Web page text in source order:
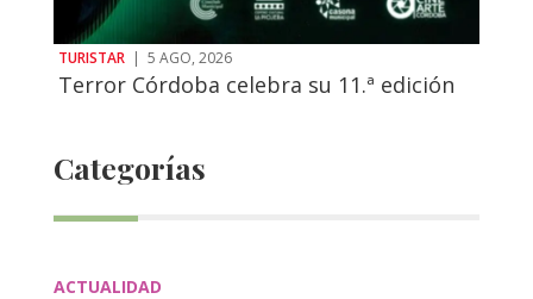
TURISTAR | 5 AGO, 2026
Terror Córdoba celebra su 11.ª edición
Categorías
ACTUALIDAD